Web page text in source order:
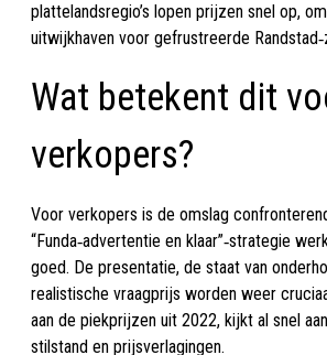
plattelandsregio’s lopen prijzen snel op,
uitwijkhaven voor gefrustreerde
Wat betekent dit
verkopers?
Voor verkopers is de omslag
“Funda‑advertentie en klaar”‑strategie
goed. De presentatie, de staat van
realistische vraagprijs worden weer
aan de piekprijzen uit 2022, kijkt al snel
stilstand en prijsverlagingen.